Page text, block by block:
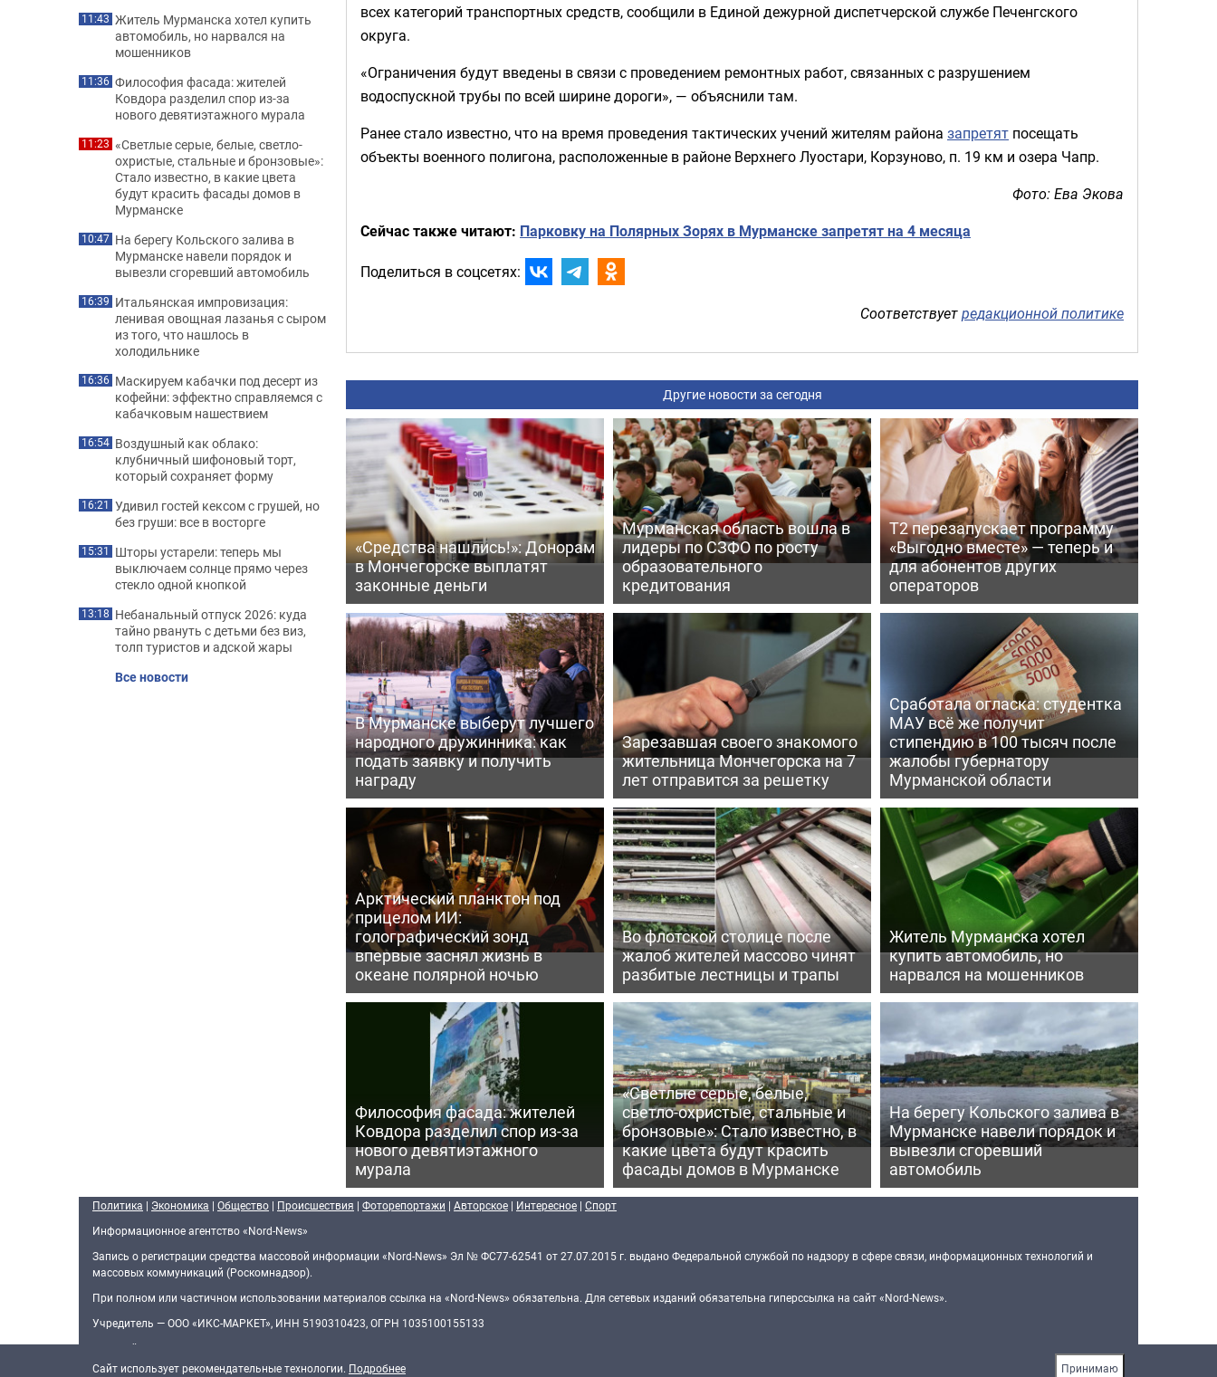
всех категорий транспортных средств, сообщили в Единой дежурной диспетчерской службе Печенгского
округа.
«Ограничения будут введены в связи с проведением ремонтных работ, связанных с разрушением
водоспускной трубы по всей ширине дороги», — объяснили там.
Ранее стало известно, что на время проведения тактических учений жителям района запретят посещать
объекты военного полигона, расположенные в районе Верхнего Луостари, Корзуново, п. 19 км и озера Чапр.
Фото: Ева Экова
Сейчас также читают: Парковку на Полярных Зорях в Мурманске запретят на 4 месяца
Поделиться в соцсетях:
Соответствуетредакционной политике
Другие новости за сегодня
«Средства нашлись!»: Донорам
в Мончегорске выплатят
законные деньги
Мурманская область вошла в
лидеры по СЗФО по росту
образовательного
кредитования
Т2 перезапускает программу
«Выгодно вместе» — теперь и
для абонентов других
операторов
В Мурманске выберут лучшего
народного дружинника: как
подать заявку и получить
награду
Зарезавшая своего знакомого
жительница Мончегорска на 7
лет отправится за решетку
Сработала огласка: студентка
МАУ всё же получит
стипендию в 100 тысяч после
жалобы губернатору
Мурманской области
Арктический планктон под
прицелом ИИ:
голографический зонд
впервые заснял жизнь в
океане полярной ночью
Во флотской столице после
жалоб жителей массово чинят
разбитые лестницы и трапы
Житель Мурманска хотел
купить автомобиль, но
нарвался на мошенников
Философия фасада: жителей
Ковдора разделил спор из-за
нового девятиэтажного
мурала
«Светлые серые, белые,
светло-охристые, стальные и
бронзовые»: Стало известно, в
какие цвета будут красить
фасады домов в Мурманске
На берегу Кольского залива в
Мурманске навели порядок и
вывезли сгоревший
автомобиль
11:43 Житель Мурманска хотел купить
автомобиль, но нарвался на
мошенников
11:36 Философия фасада: жителей
Ковдора разделил спор из-за
нового девятиэтажного мурала
11:23 «Светлые серые, белые, светло-
охристые, стальные и бронзовые»:
Стало известно, в какие цвета
будут красить фасады домов в
Мурманске
10:47 На берегу Кольского залива в
Мурманске навели порядок и
вывезли сгоревший автомобиль
16:39 Итальянская импровизация:
ленивая овощная лазанья с сыром
из того, что нашлось в
холодильнике
16:36 Маскируем кабачки под десерт из
кофейни: эффектно справляемся с
кабачковым нашествием
16:54 Воздушный как облако:
клубничный шифоновый торт,
который сохраняет форму
16:21 Удивил гостей кексом с грушей, но
без груши: все в восторге
15:31 Шторы устарели: теперь мы
выключаем солнце прямо через
стекло одной кнопкой
13:18 Небанальный отпуск 2026: куда
тайно рвануть с детьми без виз,
толп туристов и адской жары
Все новости
Политика | Экономика | Общество | Происшествия | Фоторепортажи | Авторское | Интересное | Спорт
Информационное агентство «Nord-News»
Запись о регистрации средства массовой информации «Nord-News» Эл № ФС77-62541 от 27.07.2015 г. выдано Федеральной службой по надзору в сфере связи, информационных технологий и
массовых коммуникаций (Роскомнадзор).
При полном или частичном использовании материалов ссылка на «Nord-News» обязательна. Для сетевых изданий обязательна гиперссылка на сайт «Nord-News».
Учредитель — ООО «ИКС-МАРКЕТ», ИНН 5190310423, ОГРН 1035100155133
Главный редактор — Голямин Максим Сергеевич
О нас
Редакционная политика Контактная информация
Cайт использует рекомендательные технологии. Подробнее Принимаю